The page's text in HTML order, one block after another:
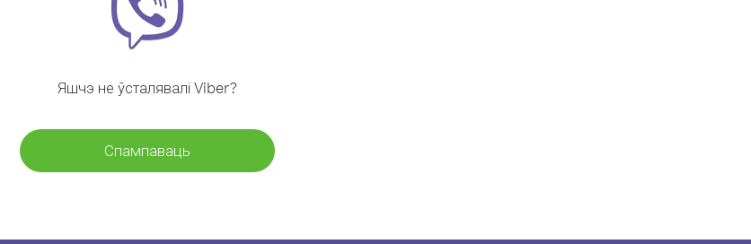
Яшчэ не ўсталявалі Viber?
Спампаваць